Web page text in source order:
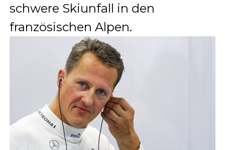
schwere Skiunfall in den
französischen Alpen.